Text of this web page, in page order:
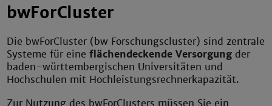
bwForCluster
Die bwForCluster (bw Forschungscluster) sind zentrale
Systeme für eineflächendeckende Versorgung der
baden-württembergischen Universitäten und
Hochschulen mit Hochleistungsrechnerkapazität.